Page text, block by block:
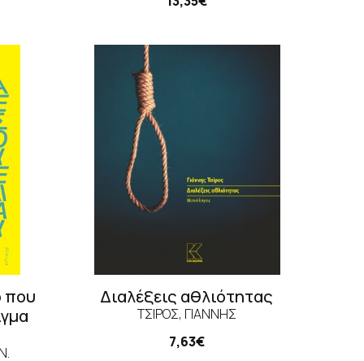
που
Διαλέξεις αθλιότητας
ΤΣΊΡΟΣ, ΓΙΆΝΝΗΣ
7,63€